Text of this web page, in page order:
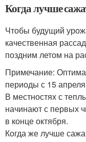
Когда лучше
Чтобы будущий
качественная
поздним летом на
Примечание:
периоды с 15
В местностях с
начинают с первых
в конце октября.
Когда же лучше